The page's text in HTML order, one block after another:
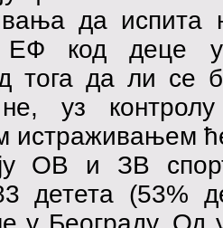
да испита
ЕФ код деце
тога да ли се
уз контролу
истраживањем
ОВ и ЗВ
детета (53%